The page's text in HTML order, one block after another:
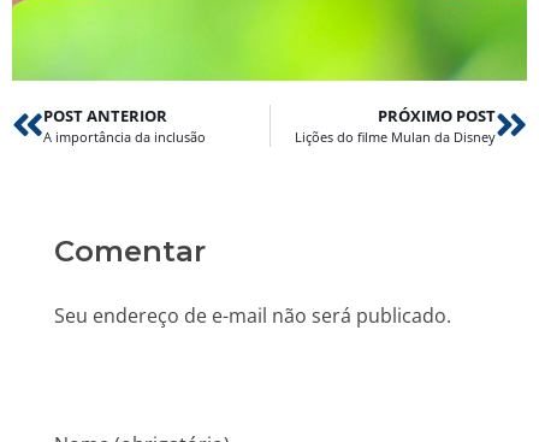
POST ANTERIOR
A importância da inclusão
PRÓXIMO POST
Lições do filme Mulan da Disney
Comentar
Seu endereço de e-mail não será publicado.